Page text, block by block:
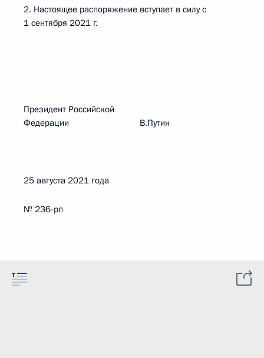
2. Настоящее распоряжение вступает в силу с
1 сентября 2021 г.
Президент Российской
Федерации В.Путин
25 августа 2021 года
№ 236-рп